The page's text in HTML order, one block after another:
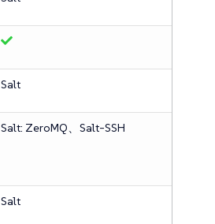
Salt
Salt: ZeroMQ、Salt-SSH
Salt